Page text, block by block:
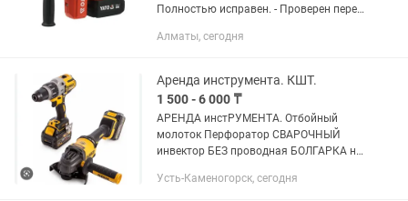
Полностью исправен. - Проверен перед
работе. В комплект входит: -
Алматы, сегодня
Аренда инструмента. КШТ.
1 500 - 6 000 ₸
АРЕНДА инстРУМЕНТА. Отбойный
молоток Перфоратор СВАРОЧНЫЙ
инвектор БЕЗ проводная БОЛГАРКА на
Шуруповерт Пчелка Лобзик. Всё фирмы
Усть-Каменогорск, сегодня